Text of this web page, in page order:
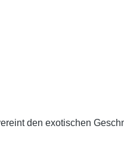
den exotischen